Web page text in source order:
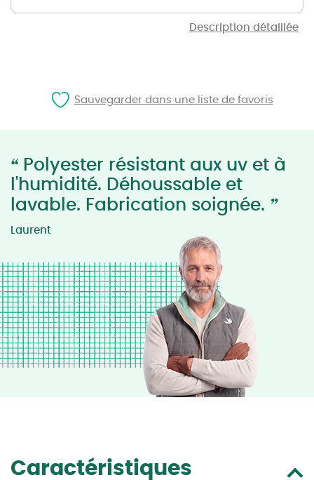
Description détaillée
“ Polyester résistant aux uv et à
l'humidité. Déhoussable et
lavable. Fabrication soignée. ”
Laurent
Caractéristiques
Sauvegarder dans une liste de favoris